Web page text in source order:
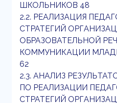
ШКОЛЬНИКОВ 48
2.2. РЕАЛИЗАЦИЯ
СТРАТЕГИЙ
ОБРАЗОВАТЕЛЬНОЙ
КОММУНИКАЦИИ
62
2.3. АНАЛИЗ
ПО РЕАЛИЗАЦИИ
СТРАТЕГИЙ